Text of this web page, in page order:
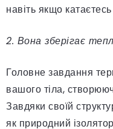
навіть якщо
2. Вона зберігає
Головне завдання
вашого тіла,
Завдяки своїй
як природний